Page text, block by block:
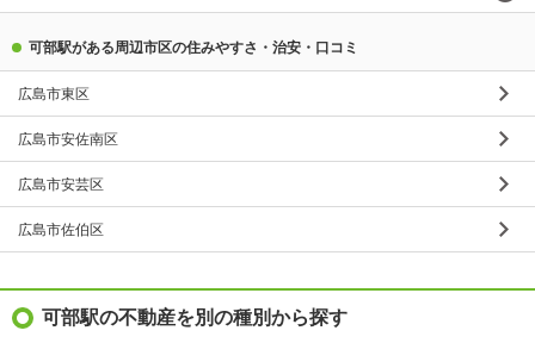
可部駅がある周辺市区の住みやすさ・治安・口コミ
広島市東区
広島市安佐南区
広島市安芸区
広島市佐伯区
可部駅の不動産を別の種別から探す